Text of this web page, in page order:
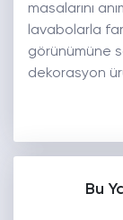
masalarını
lavabolarla
görünümüne
dekorasyon
Bu